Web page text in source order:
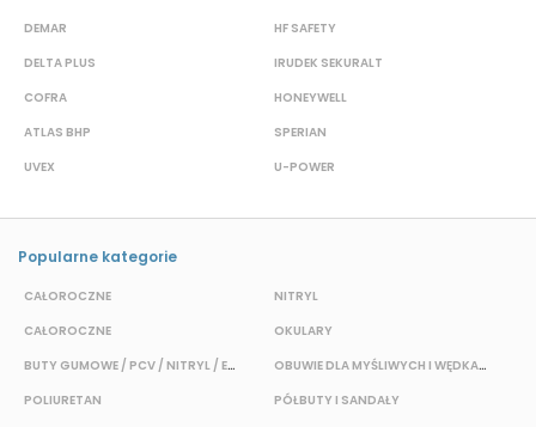
DEMAR
DELTA PLUS
COFRA
ATLAS BHP
UVEX
HF SAFETY
IRUDEK SEKURALT
HONEYWELL
SPERIAN
U-POWER
Popularne kategorie
CAŁOROCZNE
CAŁOROCZNE
BUTY GUMOWE / PCV / NITRYL / EVA
POLIURETAN
NITRYL
OKULARY
OBUWIE DLA MYŚLIWYCH I WĘDKARZY
PÓŁBUTY I SANDAŁY